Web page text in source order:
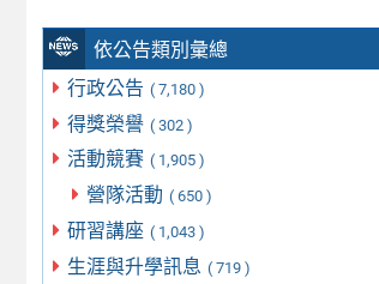
依公告類別彙總
行政公告 ( 7,180 )
得獎榮譽 ( 302 )
活動競賽 ( 1,905 )
營隊活動 ( 650 )
研習講座 ( 1,043 )
生涯與升學訊息 ( 719 )